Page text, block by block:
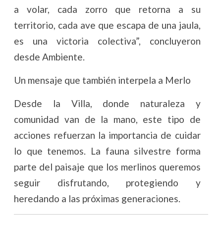
a volar, cada zorro que retorna a su
territorio, cada ave que escapa de una jaula,
es una victoria colectiva”, concluyeron
desde Ambiente.
Un mensaje que también interpela a Merlo
Desde la Villa, donde naturaleza y
comunidad van de la mano, este tipo de
acciones refuerzan la importancia de cuidar
lo que tenemos. La fauna silvestre forma
parte del paisaje que los merlinos queremos
seguir disfrutando, protegiendo y
heredando a las próximas generaciones.